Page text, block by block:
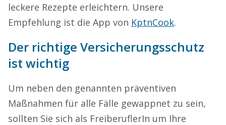
leckere Rezepte erleichtern. Unsere
Empfehlung ist die App von KptnCook.
Der richtige Versicherungsschutz
ist wichtig
Um neben den genannten präventiven
Maßnahmen für alle Fälle gewappnet zu sein,
sollten Sie sich als FreiberuflerIn um Ihre